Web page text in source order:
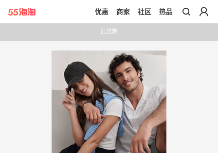
带你去官网买正品
优惠 商家 社区 热品
已过期